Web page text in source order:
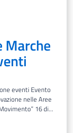
Marche
eventi Evento
nelle Aree
16 di...